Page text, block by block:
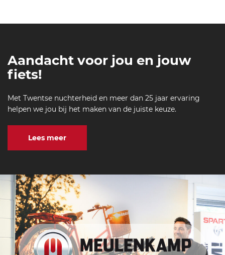
Aandacht voor jou en jouw
fiets!
Met Twentse nuchterheid en meer dan 25 jaar ervaring
helpen we jou bij het maken van de juiste keuze.
Lees meer